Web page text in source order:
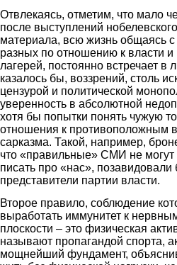
Отвлекаясь, отметим, что мало
после выступлений
материала, всю жизнь общаясь
разных по отношению к власти и
лагерей, постоянно встречает
казалось бы, воззрений, столь
цензурой и политической
уверенность в абсолютной
хотя бы попытки понять чужую
отношения к противоположным
сарказма. Такой, например,
что «правильные» СМИ не
писать про «нас»,
представители партии власти.
Второе правило, соблюдение
выработать иммунитет к
плоскости – это физическая
называют пропагандой спорта,
мощнейший фундамент,